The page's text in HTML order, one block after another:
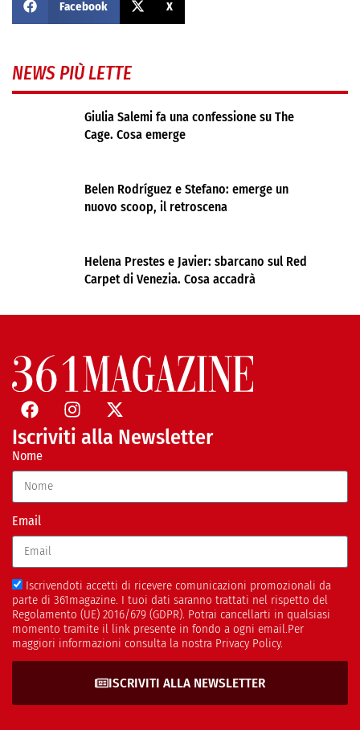
Facebook X
NEWS PIÙ LETTE
Giulia Salemi fa una confessione su The
Cage. Cosa emerge
Belen Rodríguez e Stefano: emerge un
nuovo scoop, il retroscena
Helena Prestes e Javier: sbarcano sul Red
Carpet di Venezia. Cosa accadrà
Iscriviti alla Newsletter
Nome
Email
Iscrivendoti accetti di ricevere comunicazioni promozionali da
parte di 361magazine. I tuoi dati saranno trattati nel rispetto del
Regolamento (UE) 2016/679 (GDPR). Potrai cancellarti in qualsiasi
momento tramite il link presente in fondo a ogni email.Per
maggiori informazioni consulta la nostra Privacy Policy.
ISCRIVITI ALLA NEWSLETTER